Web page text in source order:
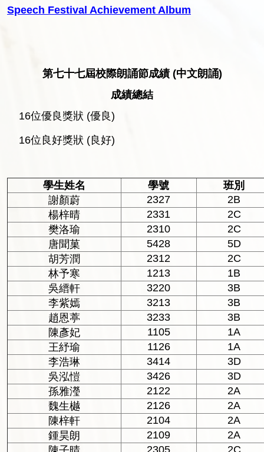
Speech Festival Achievement Album
第七十七屆校際朗誦節成績(中文朗誦)
成績總結
16位優良獎狀 (優良)
16位良好獎狀 (良好)
學生姓名 學號
班別
謝顏蔚
2327
2B
楊梓晴
2331
2C
樊洛瑜
2310
2C
唐聞菓
5428
5D
胡芳潤
2312
2C
林予寒
1213
1B
吳縉軒
3220
3B
李紫嫣
3213
3B
趙恩葶
3233
3B
陳彥妃
1105
1A
王紓瑜
1126
1A
李浩琳
3414
3D
吳泓愷
3426
3D
孫雅瀅
2122
2A
魏生樾
2126
2A
陳梓軒
2104
2A
鍾昊朗
2109
2A
2305
2C